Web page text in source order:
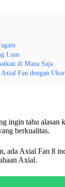
Luas
di Mana Saja
Fan dengan
ingin tahu alasan
berkualitas.
ada Axial Fan 8
Axial.